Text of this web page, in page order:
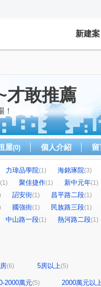
新建案
才敢推薦
！
屋(0) 個人介紹
力瑋品學院(1) 海銘琢院(3)
(1) 聚佳捷作(1) 新中元年(1)
詔安街(1) 昌平路二段(1)
國強街(1) 民族路三段(1)
中山路一段(1) 熱河路二段(1)
(6) 5房以上(5)
2000萬元(5) 2000萬元以